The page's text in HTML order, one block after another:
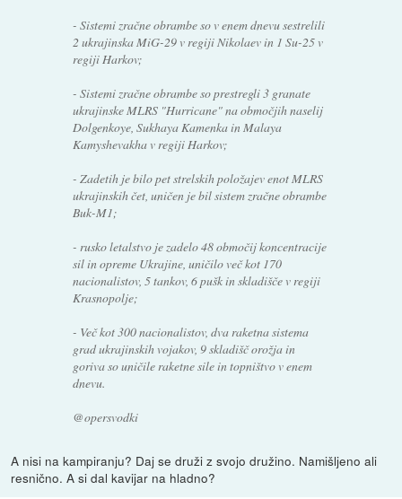
- Sistemi zračne obrambe so v enem dnevu sestrelili
2 ukrajinska MiG-29 v regiji Nikolaev in 1 Su-25 v
regiji Harkov;
- Sistemi zračne obrambe so prestregli 3 granate
ukrajinske MLRS "Hurricane" na območjih naselij
Dolgenkoye, Sukhaya Kamenka in Malaya
Kamyshevakha v regiji Harkov;
- Zadetih je bilo pet strelskih položajev enot MLRS
ukrajinskih čet, uničen je bil sistem zračne obrambe
Buk-M1;
- rusko letalstvo je zadelo 48 območij koncentracije
sil in opreme Ukrajine, uničilo več kot 170
nacionalistov, 5 tankov, 6 pušk in skladišče v regiji
Krasnopolje;
- Več kot 300 nacionalistov, dva raketna sistema
grad ukrajinskih vojakov, 9 skladišč orožja in
goriva so uničile raketne sile in topništvo v enem
dnevu.
@opersvodki
A nisi na kampiranju? Daj se druži z svojo družino. Namišljeno ali
resnično. A si dal kavijar na hladno?